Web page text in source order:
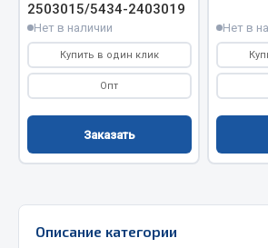
Хомуты
Показать ещё
Соединительные элементы
Тройники
2503015/5434-2403019
Нет в наличии
Купить в один клик
Опт
Заказать
Нет в
Описание категории